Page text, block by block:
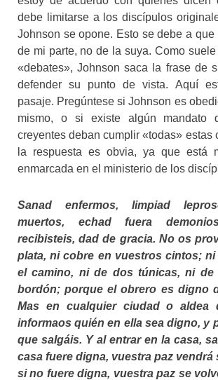
debe limitarse a los discípulos
Johnson se opone. Esto se debe a que
de mi parte, no de la suya. Como
«debates», Johnson saca la frase de
defender su punto de vista. Aquí
pasaje. Pregúntese si Johnson es
mismo, o si existe algún mandato
creyentes deban cumplir «todas» estas
la respuesta es obvia, ya que está
enmarcada en el ministerio de los
Sanad enfermos, limpiad
muertos, echad fuera
recibisteis, dad de gracia. No os
plata, ni cobre en vuestros cintos; ni
el camino, ni de dos túnicas, ni de
bordón; porque el obrero es digno
Mas en cualquier ciudad o aldea
informaos quién en ella sea digno, y
que salgáis. Y al entrar en la casa,
casa fuere digna, vuestra paz vendrá
si no fuere digna, vuestra paz se